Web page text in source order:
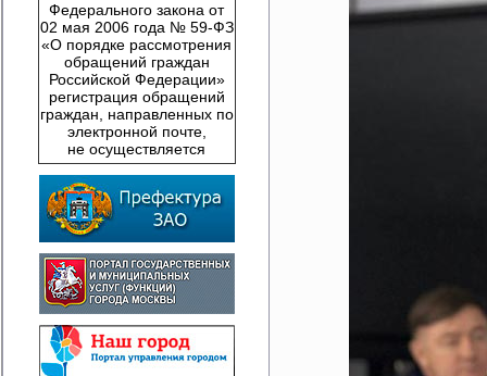
Федерального закона от
02 мая 2006 года № 59-ФЗ
«О порядке рассмотрения
обращений граждан
Российской Федерации»
регистрация обращений
граждан, направленных по
электронной почте,
не осуществляется